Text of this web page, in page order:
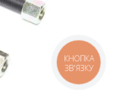
КНОПКА
ЗВ'ЯЗКУ